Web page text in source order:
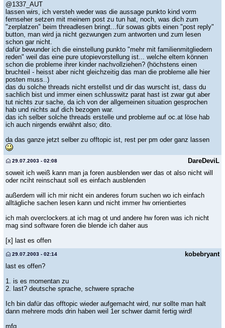
@1337_AUT
lassen wirs, ich versteh weder was die aussage punkto kind vorm
fernseher setzen mit meinem post zu tun hat, noch, was dich zum
"zerplatzen" beim threadlesen bringt...für sowas gibts einen "post reply"
button, man wird ja nicht gezwungen zum antworten und zum lesen
schon gar nicht.
dafür bewunder ich die einstellung punkto "mehr mit familienmitgliedern
reden" weil das eine pure utopievorstellung ist... welche eltern können
schon die probleme ihrer kinder nachvollziehen? (höchstens einen
bruchteil - heisst aber nicht gleichzeitig das man die probleme alle hier
posten muss..)
das du solche threads nicht erstellst und dir das wurscht ist, dass du
sachlich bist und immer einen schlusswitz parat hast ist zwar gut aber
tut nichts zur sache, da ich von der allgemeinen situation gesprochen
hab und nichts auf dich bezogen war.
das ich selber solche threads erstelle und probleme auf oc.at löse hab
ich auch nirgends erwähnt also; dito.
da das ganze jetzt selber zu offtopic ist, rest per pm oder ganz lassen
DareDeviL
29.07.2003 - 02:08
soweit ich weiß kann man ja foren ausblenden wer das ot also nicht will
oder nciht reinschaut soll es einfach ausblenden
außerdem will ich mir nicht ein anderes forum suchen wo ich einfach
alltägliche sachen lesen kann und nicht immer hw orrientiertes
ich mah overclockers.at ich mag ot und andere hw foren was ich nicht
mag sind software foren die blende ich daher aus
[x] last es offen
kobebryant
29.07.2003 - 02:14
last es offen?
1. is es momentan zu
2. last? deutsche sprache, schwere sprache
Ich bin dafür das offtopic wieder aufgemacht wird, nur sollte man halt
dann mehrere mods drin haben weil 1er schwer damit fertig wird!
mfg